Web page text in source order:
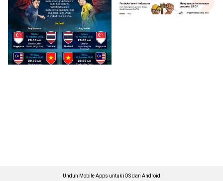
Unduh Mobile Apps untuk iOS dan Android